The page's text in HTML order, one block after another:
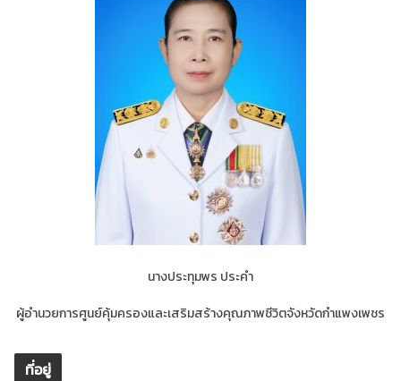
นางประทุมพร ประคำ
ผู้อำนวยการศูนย์คุ้มครองและเสริมสร้างคุณภาพชีวิตจังหวัดกำแพงเพชร
ที่อยู่